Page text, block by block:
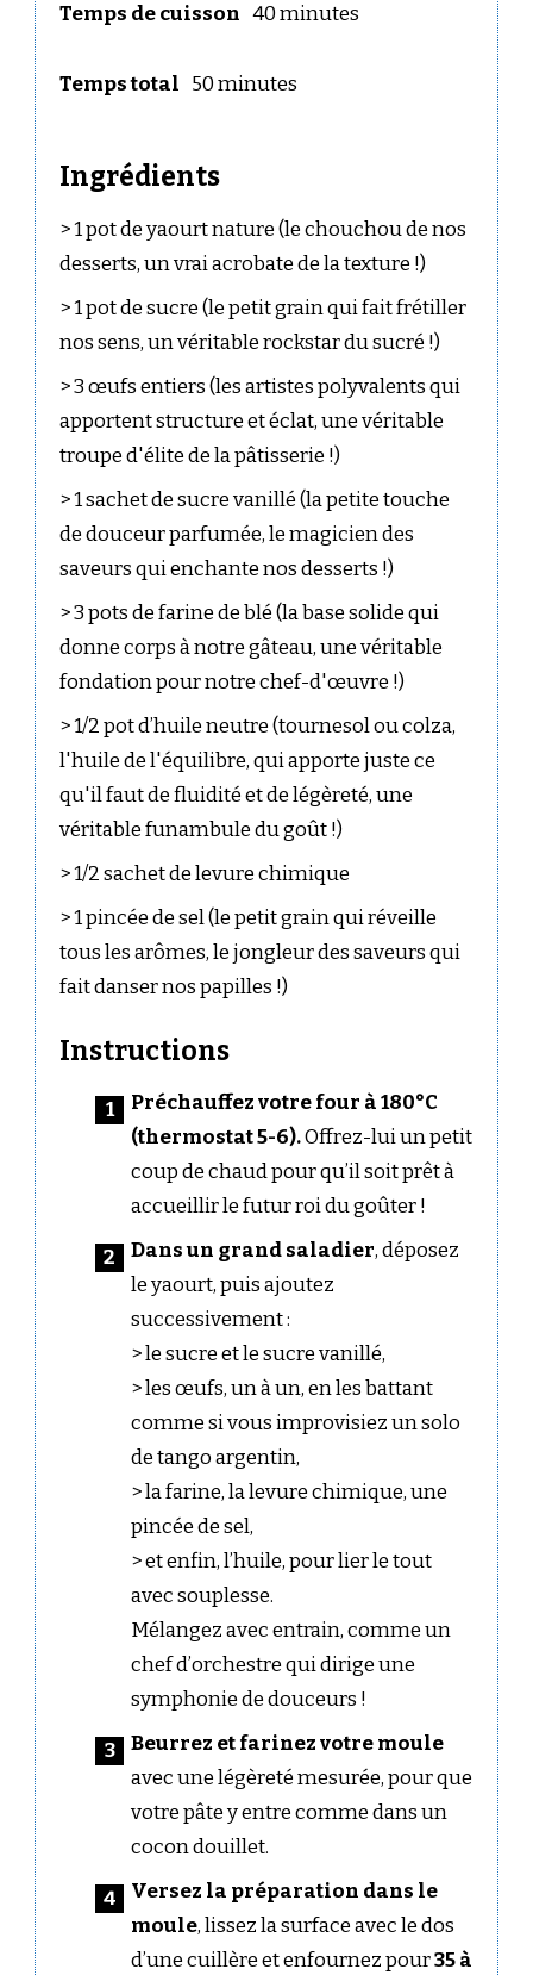
Temps de cuisson 40 minutes
Temps total 50 minutes
Ingrédients
> 1 pot de yaourt nature (le chouchou de nos
desserts, un vrai acrobate de la texture !)
> 1 pot de sucre (le petit grain qui fait frétiller
nos sens, un véritable rockstar du sucré !)
> 3 œufs entiers (les artistes polyvalents qui
apportent structure et éclat, une véritable
troupe d'élite de la pâtisserie !)
> 1 sachet de sucre vanillé (la petite touche
de douceur parfumée, le magicien des
saveurs qui enchante nos desserts !)
> 3 pots de farine de blé (la base solide qui
donne corps à notre gâteau, une véritable
fondation pour notre chef-d'œuvre !)
> 1/2 pot d’huile neutre (tournesol ou colza,
l'huile de l'équilibre, qui apporte juste ce
qu'il faut de fluidité et de légèreté, une
véritable funambule du goût !)
> 1/2 sachet de levure chimique
> 1 pincée de sel (le petit grain qui réveille
tous les arômes, le jongleur des saveurs qui
fait danser nos papilles !)
Instructions
Préchauffez votre four à 180°C
(thermostat 5-6).Offrez-lui un petit
coup de chaud pour qu’il soit prêt à
accueillir le futur roi du goûter !
Dans un grand saladier, déposez
le yaourt, puis ajoutez
successivement :
> le sucre et le sucre vanillé,
> les œufs, un à un, en les battant
comme si vous improvisiez un solo
de tango argentin,
> la farine, la levure chimique, une
pincée de sel,
> et enfin, l’huile, pour lier le tout
avec souplesse.
Mélangez avec entrain, comme un
chef d’orchestre qui dirige une
symphonie de douceurs !
Beurrez et farinez votre moule
avec une légèreté mesurée, pour que
votre pâte y entre comme dans un
cocon douillet.
Versez la préparation dans le
moule, lissez la surface avec le dos
d’une cuillère et enfournez pour35 à